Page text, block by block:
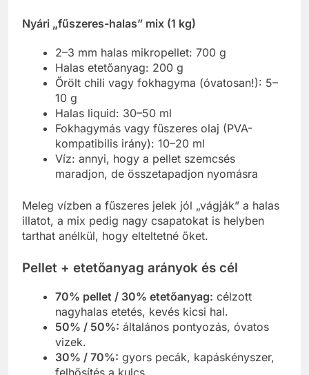
Nyári „fűszeres-halas” mix (1 kg)
2–3 mm halas mikropellet: 700 g
Halas etetőanyag: 200 g
Őrölt chili vagy fokhagyma (óvatosan!): 5–
10 g
Halas liquid: 30–50 ml
Fokhagymás vagy fűszeres olaj (PVA-
kompatibilis irány): 10–20 ml
Víz: annyi, hogy a pellet szemcsés
maradjon, de összetapadjon nyomásra
Meleg vízben a fűszeres jelek jól „vágják” a halas
illatot, a mix pedig nagy csapatokat is helyben
tarthat anélkül, hogy elteltetné őket.
Pellet + etetőanyag arányok és cél
70% pellet / 30% etetőanyag: célzott
nagyhalas etetés, kevés kicsi hal.
50% / 50%: általános pontyozás, óvatos
vizek.
30% / 70%: gyors pecák, kapáskényszer,
felhősítés a kulcs.